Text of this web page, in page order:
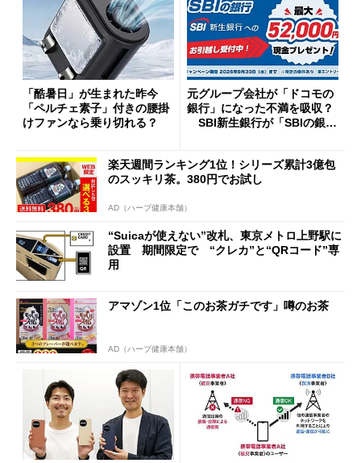
「酷暑日」が生まれた昨今
「ペルチェ素子」付きの腰掛
けファンなら乗り切れる？
元グループ会社が「ドコモの
銀行」になった不満を吸収？
SBI新生銀行が「SBIの銀
開催
楽天週間ランキング1位！シリーズ累計3億包
のスッキリ茶。380円でお試し
AD（ハーブ健康本舗）
“Suicaが使えない”改札、東京メトロ上野駅に
設置 期間限定で “クレカ”と“QRコード”専
用
アマゾン1位「このお茶ガチです」噂のお茶
AD（ハーブ健康本舗）